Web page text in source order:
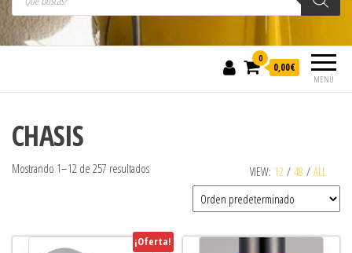
MENÚ
0
0,00€
CHASIS
VIEW: 12 / 48 / ALL
Mostrando 1–12 de 257 resultados
¡Oferta!